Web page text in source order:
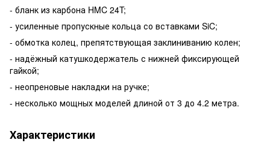
- бланк из карбона HMC 24T;
- усиленные пропускные кольца со вставками SiC;
- обмотка колец, препятствующая заклиниванию колен;
- надёжный катушкодержатель с нижней фиксирующей
гайкой;
- неопреновые накладки на ручке;
- несколько мощных моделей длиной от 3 до 4.2 метра.
Характеристики